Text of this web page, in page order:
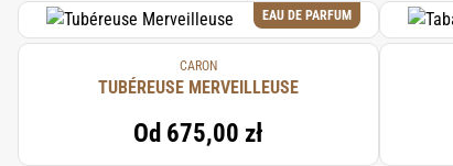
EAU DE PARFUM
CARON
TUBÉREUSE MERVEILLEUSE
Od 675,00 zł